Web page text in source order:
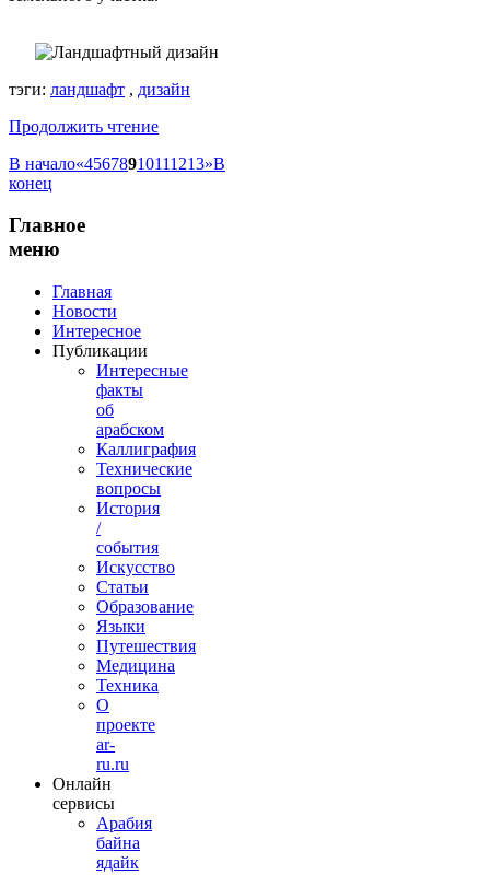
тэги: ландшафт , дизайн
Продолжить чтение
В начало«45678910111213»В
конец
Главное
меню
Главная
Новости
Интересное
Публикации
Интересные
факты
об
арабском
Каллиграфия
Технические
вопросы
История
/
события
Искусство
Статьи
Образование
Языки
Путешествия
Медицина
Техника
О
проекте
ar-
ru.ru
Онлайн
сервисы
Арабия
байна
ядайк